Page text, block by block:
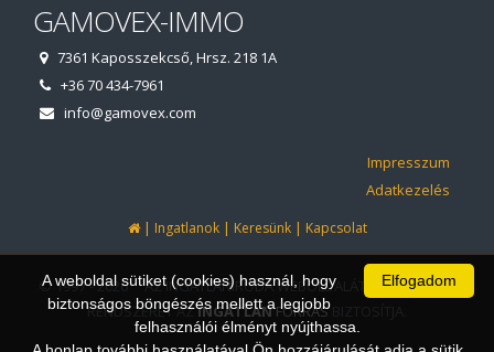
GAMOVEX-IMMO
7361 Kaposszekcső, Hrsz. 218 1A
+36 70 434-7961
info@gamovex.com
Impresszum
Adatkezelés
| Ingatlanok| Keresünk| Kapcsolat
© 1997 - 2026 AZ INGATLANIRODA WEBOLDALÁT ÉS ÜGYVITELI
RENDSZERÉT AZINGATLANFORRÁSBIZTOSÍTJA.
Elfogadom
A weboldal sütiket (cookies) használ, hogy
biztonságos böngészés mellett a legjobb
felhasználói élményt nyújthassa.